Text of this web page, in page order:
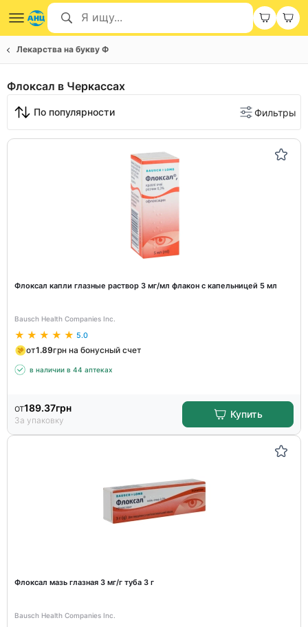
Лекарства на букву Ф
Флоксал в Черкассах
По популярности Фильтры
Флоксал капли глазные раствор 3 мг/мл флакон с капельницей 5 мл
Bausch Health Companies Inc.
5.0
от1.89грн на бонусный счет
в наличии в 44 аптеках
от189.37грн
За упаковку
Купить
Флоксал мазь глазная 3 мг/г туба 3 г
Bausch Health Companies Inc.